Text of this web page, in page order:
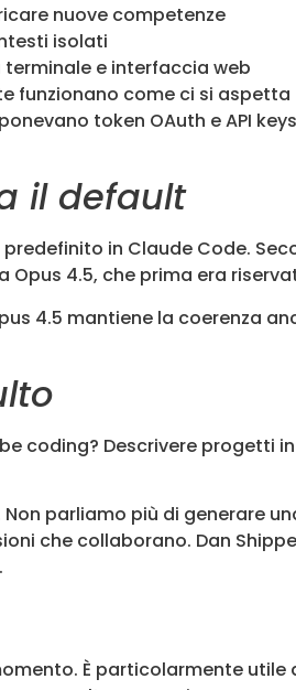
nuove competenze
isolati
e interfaccia web
funzionano come ci si aspetta
token OAuth e API
il default
in Claude Code.
4.5, che prima era
4.5 mantiene la coerenza
coding? Descrivere progetti
parliamo più di generare
che collaborano. Dan
È particolarmente